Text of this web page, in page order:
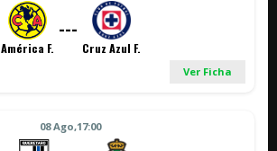
América F.
---
Cruz Azul F.
Ver Ficha
08 Ago,17:00